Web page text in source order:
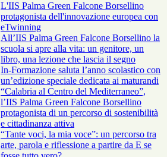
L'IIS Palma Green Falcone Borsellino
protagonista dell'innovazione europea con
eTwinning
All’IIS Palma Green Falcone Borsellino la
scuola si apre alla vita: un genitore, un
libro, una lezione che lascia il segno
In-Formazione saluta l’anno scolastico con
un’edizione speciale dedicata ai maturandi
“Calabria al Centro del Mediterraneo”,
l’IIS Palma Green Falcone Borsellino
protagonista di un percorso di sostenibilità
e cittadinanza attiva
“Tante voci, la mia voce”: un percorso tra
arte, parola e riflessione a partire da E se